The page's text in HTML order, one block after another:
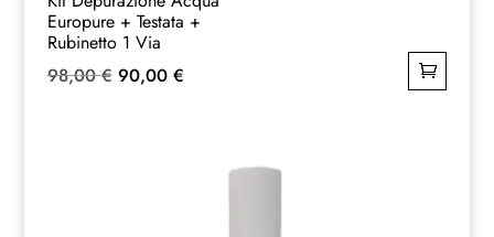
Europure + Testata +
Rubinetto 1 Via
98,00€ Il
90,00 €Il